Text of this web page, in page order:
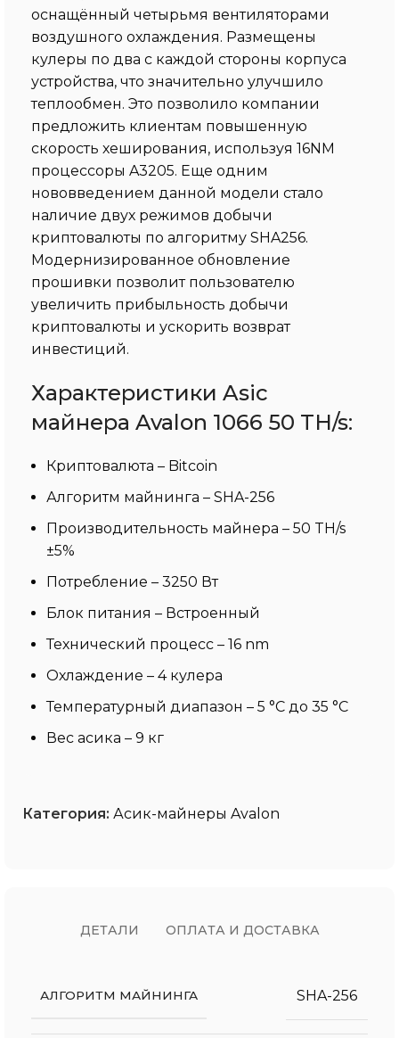
оснащённый четырьмя вентиляторами
воздушного охлаждения. Размещены
кулеры по два с каждой стороны корпуса
устройства, что значительно улучшило
теплообмен. Это позволило компании
предложить клиентам повышенную
скорость хеширования, используя 16NM
процессоры A3205. Еще одним
нововведением данной модели стало
наличие двух режимов добычи
криптовалюты по алгоритму SHA256.
Модернизированное обновление
прошивки позволит пользователю
увеличить прибыльность добычи
криптовалюты и ускорить возврат
инвестиций.
Характеристики Asic
майнера Avalon 1066 50 TH/s:
Криптовалюта – Bitcoin
Алгоритм майнинга – SHA-256
Производительность майнера – 50 TH/s
±5%
Потребление – 3250 Вт
Блок питания – Встроенный
Технический процесс – 16 nm
Охлаждение – 4 кулера
Температурный диапазон – 5 °C до 35 °C
Вес асика – 9 кг
Категория: Асик-майнеры Avalon
ДЕТАЛИ ОПЛАТА И ДОСТАВКА
АЛГОРИТМ МАЙНИНГА SHA-256